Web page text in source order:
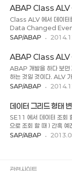
단순히 결과 메시지들을
구글에서 검색으로 찾았
그리고 사이트 사용자의
데 많은 도움을 받을
http://
slis. PERFORM
ABAP Class
Changed Event
Class ALV 에서 데이터
Data Changed Event
다 보니 Checkbox 의
필드를 수정하면 변경된
다. ) 그래서 왜 그런가
Event 의 경우에 1) 데이
하고 엔터 키를 입력시
그렇기 때문에
용 할 수 있다. 그리고 데
SAP/ABAP
ABAP Class ALV
ABAP 개발을 하다 보면
하는 것일 것이다. ALV
하지 못할 때가 너무 많다
시킬 수가 있다. ( 사용자
잘 가이드를 해야 한다.
을 넣는 방법을 포스팅
한 컬럼씩 색상을 줄 수
가틍하다. 한 컬럼씩 색
SAP/ABAP
데이터 그리드 형태
SE11 에서 데이터 조회
으로 조회 할 때 ) 간혹 예
때가 있습니다. 이때
Drowser 탭 > ALV
SAP/ABAP